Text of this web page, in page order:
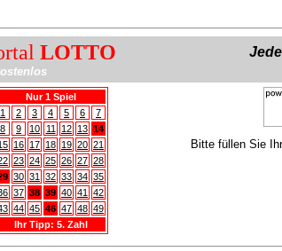
LOTTO
Nur 1 Spiel
1
2 3 4 5 6
7
8
9 10 11 12 13 14
16 17 18 19 20 21
23 24 25 26 27 28
30 31 32 33 34 35
37 38 39 40 41
42
44 45 46 47 48 49
Ihr Tipp: 5. Zahl
Bitte füllen Sie